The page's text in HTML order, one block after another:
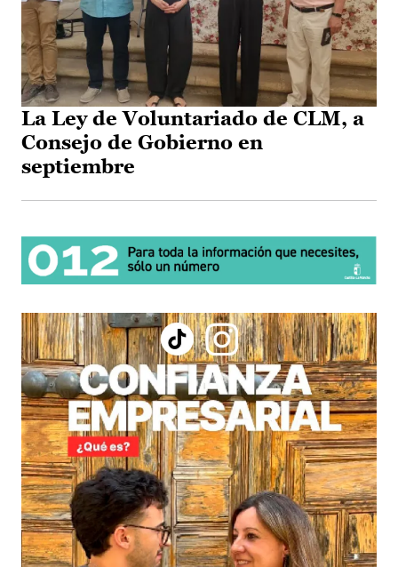
La Ley de Voluntariado de CLM, a
Consejo de Gobierno en
septiembre